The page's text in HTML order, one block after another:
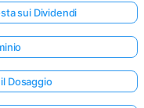
sui Dividendi
Dosaggio